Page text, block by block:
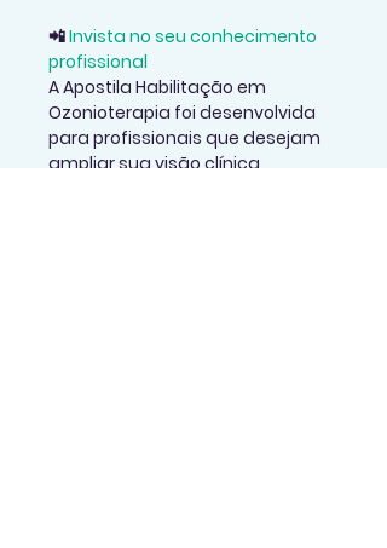
📲 Invista no seu conhecimento
profissional
A Apostila Habilitação em
Ozonioterapia foi desenvolvida
para profissionais que desejam
ampliar sua visão clínica,